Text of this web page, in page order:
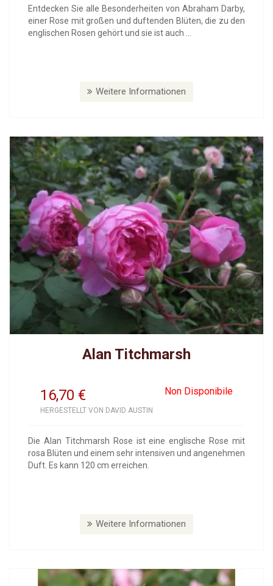
Entdecken Sie alle Besonderheiten von Abraham Darby,
einer Rose mit großen und duftenden Blüten, die zu den
englischen Rosen gehört und sie ist auch ...
Weitere Informationen
Alan Titchmarsh
16,70 Non Disponibile
€
HERGESTELLT VON DAVID AUSTIN
Die Alan Titchmarsh Rose ist eine englische Rose mit
rosa Blüten und einem sehr intensiven und angenehmen
Duft. Es kann 120 cm erreichen.
Weitere Informationen